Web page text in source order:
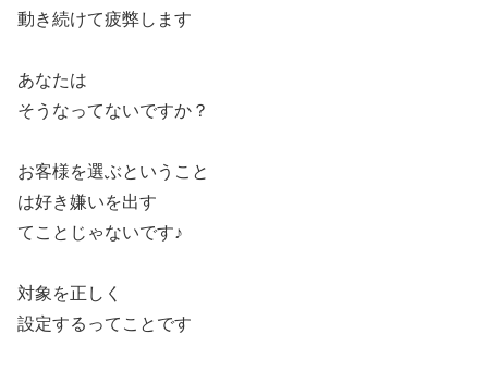
動き続けて疲弊します
あなたは
そうなってないですか？
お客様を選ぶということ
は好き嫌いを出す
てことじゃないです♪
対象を正しく
設定するってことです